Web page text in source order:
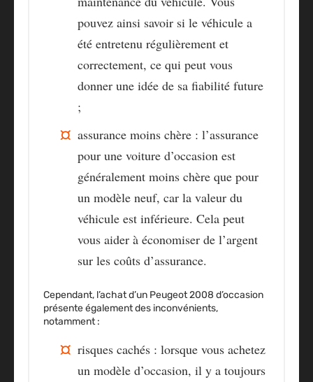
pouvez ainsi savoir si le véhicule a
été entretenu régulièrement et
correctement, ce qui peut vous
donner une idée de sa fiabilité future
;
assurance moins chère : l’assurance
pour une voiture d’occasion est
généralement moins chère que pour
un modèle neuf, car la valeur du
véhicule est inférieure. Cela peut
vous aider à économiser de l’argent
sur les coûts d’assurance.
Cependant, l’achat d’un Peugeot 2008 d’occasion
présente également des inconvénients,
notamment :
risques cachés : lorsque vous achetez
un modèle d’occasion, il y a toujours